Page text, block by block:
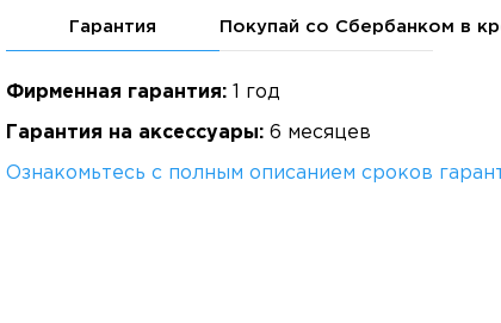
Гарантия Покупай со Сбербанком в
Фирменная гарантия:1 год
Гарантия на аксессуары:6 месяцев
Ознакомьтесь с полным описанием сроков